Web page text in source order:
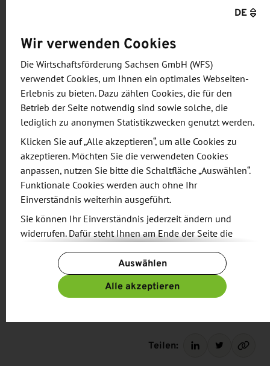
Euro. Erstmals wichtigstes Exportland in diesem
Milliarden Euro (-2 Prozent). Dagegen konnten die
sächsischen Autobauer ihre Exporte nach
Frankreich um 20 Prozent auf 1,4 Milliarden Euro
steigern.
Die Vereinigten Staaten waren 2025 wichtigster
Abnehmer sächsischer Exporte, dicht gefolgt von
China (im Vorjahr auf Rang 1) und dem Vereinigten
Königreich. Insgesamt blieb Europa mit einem
Anteil von 63 Prozent der wichtigste Absatzmarkt
für sächsische Waren.
Weiterführende Informationen
Teilen:
DE
Wir verwenden Cookies
Die Wirtschaftsförderung Sachsen GmbH (WFS)
verwendet Cookies, um Ihnen ein optimales Webseiten-
Erlebnis zu bieten. Dazu zählen Cookies, die für den
Betrieb der Seite notwendig sind sowie solche, die
lediglich zu anonymen Statistikzwecken genutzt werden.
Klicken Sie auf „Alle akzeptieren“, um alle Cookies zu
akzeptieren. Möchten Sie die verwendeten Cookies
anpassen, nutzen Sie bitte die Schaltfläche „Auswählen“.
Funktionale Cookies werden auch ohne Ihr
Einverständnis weiterhin ausgeführt.
Sie können Ihr Einverständnis jederzeit ändern und
widerrufen. Dafür steht Ihnen am Ende der Seite die
Verfügung.
Weitere Informationen finden Sie in unseren
Datenschutzbestimmungenund ergänzend in unserem
Auswählen
Alle akzeptieren